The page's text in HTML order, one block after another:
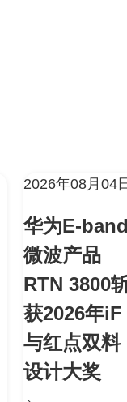
2026年08月04
华为E-
微波产品
RTN 3800
获2026年iF
与红点双料
设计大奖